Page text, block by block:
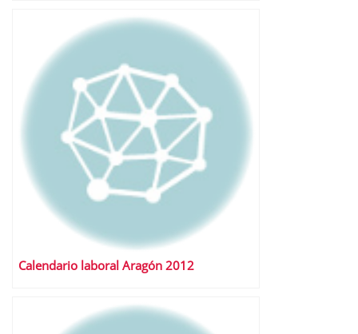
Calendario laboral Aragón 2012